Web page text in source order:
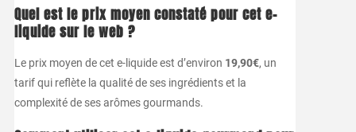
Quel est le prix moyen constaté pour cet e-
liquide sur le web ?
Le prix moyen de cet e-liquide est d’environ 19,90€, un
tarif qui reflète la qualité de ses ingrédients et la
complexité de ses arômes gourmands.